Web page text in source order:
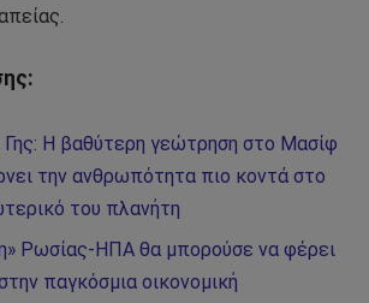
Η βαθύτερη γεώτρηση στο Μασίφ
την ανθρωπότητα πιο κοντά στο
του πλανήτη
Ρωσίας-ΗΠΑ θα μπορούσε να φέρει
παγκόσμια οικονομική